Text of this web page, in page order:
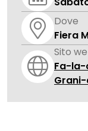
Dove
Fiera
Sito
Fa-